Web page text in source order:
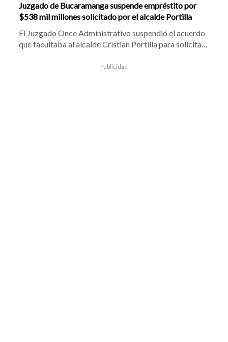
Juzgado de Bucaramanga suspende empréstito por
$538 mil millones solicitado por el alcalde Portilla
El Juzgado Once Administrativo suspendió el acuerdo
que facultaba al alcalde Cristian Portilla para solicitar
Cristian Avendaño, la jueza halló vacíos presupuestales
Publicidad